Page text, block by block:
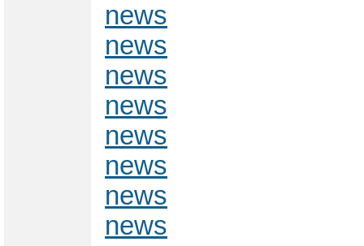
news
news
news
news
news
news
news
news